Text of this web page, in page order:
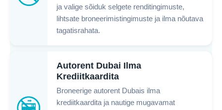
ja valige sõiduk selgete renditingimuste,
lihtsate broneerimistingimuste ja ilma nõutava
tagatisrahata.
Autorent Dubai Ilma
Krediitkaardita
Broneerige autorent Dubais ilma
krediitkaardita ja nautige mugavamat